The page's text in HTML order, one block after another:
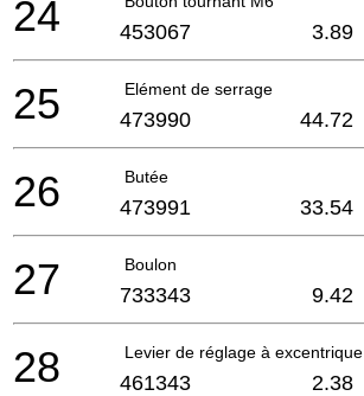
24 453067 3.89
Elément de serrage
25 473990 44.72
Butée
26 473991 33.54
Boulon
27 733343 9.42
Levier de réglage à excentrique
28 461343 2.38